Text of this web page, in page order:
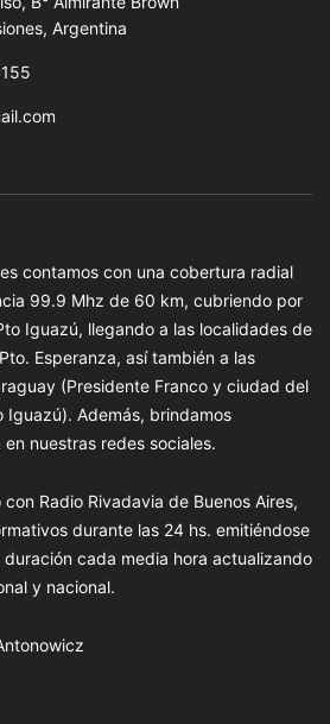
Argentina
contamos con una cobertura radial
99.9 Mhz de 60 km, cubriendo por
Iguazú, llegando a las localidades de
Esperanza, así también a las
(Presidente Franco y ciudad del
Iguazú). Además, brindamos
nuestras redes sociales.
Radio Rivadavia de Buenos Aires,
durante las 24 hs. emitiéndose
cada media hora actualizando
y nacional.